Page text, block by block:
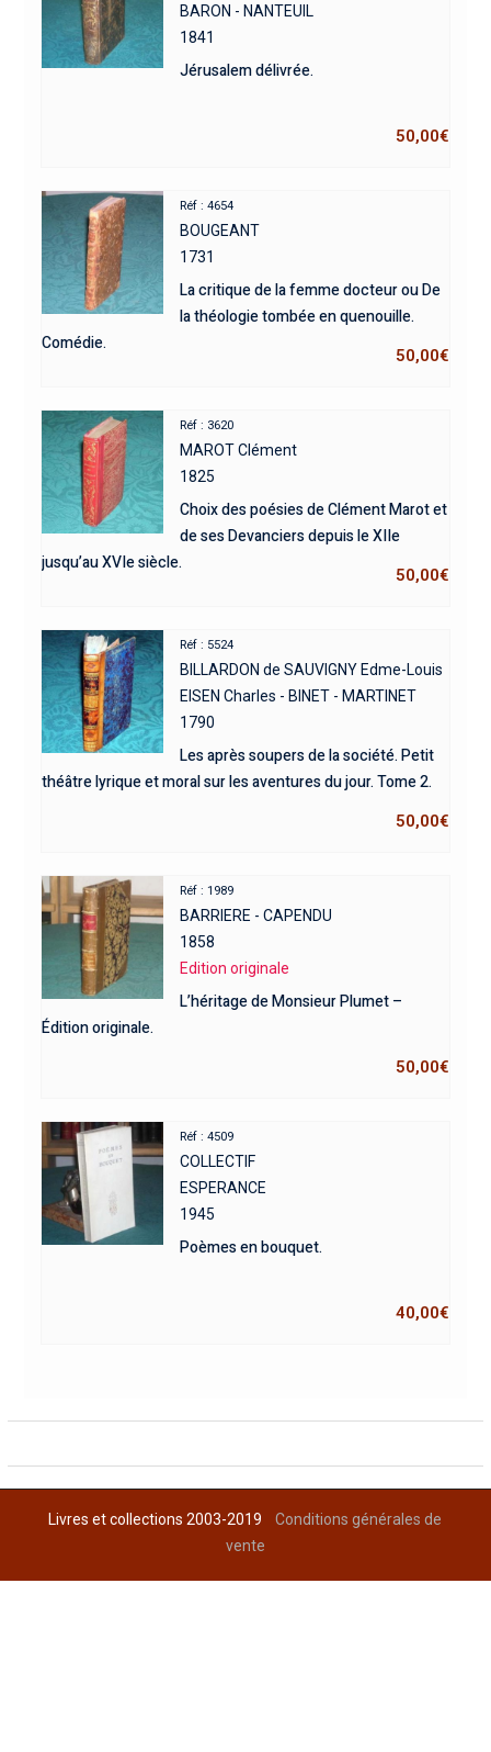
BARON - NANTEUIL
1841
Jérusalem délivrée.
50,00€
Réf : 4654
BOUGEANT
1731
La critique de la femme docteur ou De
la théologie tombée en quenouille.
Comédie.
50,00€
Réf : 3620
MAROT Clément
1825
Choix des poésies de Clément Marot et
de ses Devanciers depuis le XIIe
jusqu’au XVIe siècle.
50,00€
Réf : 5524
BILLARDON de SAUVIGNY Edme-Louis
EISEN Charles - BINET - MARTINET
1790
Les après soupers de la société. Petit
théâtre lyrique et moral sur les aventures du jour. Tome 2.
50,00€
Réf : 1989
BARRIERE - CAPENDU
1858
Edition originale
L’héritage de Monsieur Plumet –
Édition originale.
50,00€
Réf : 4509
COLLECTIF
ESPERANCE
1945
Poèmes en bouquet.
40,00€
Livres et collections 2003-2019Conditions générales de
vente